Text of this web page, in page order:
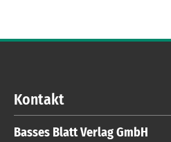
Kontakt
Basses Blatt Verlag GmbH